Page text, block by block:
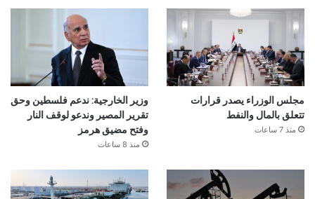
مجلس الوزراء يصدر قرارات
تتعلق بالمال والنفط
منذ 7 ساعات
وزير الخارجية: ندعم فلسطين وحق
تقرير المصير وندعو لوقف النار
وفتح مضيق هرمز
منذ 8 ساعات